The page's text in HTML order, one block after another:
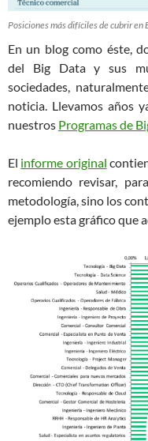
Posiciones más difíciles de cubrir en
En un blog como éste,
del Big Data y sus
sociedades,
noticia. Llevamos años
nuestros Programas de
El informe original
recomiendo revisar,
metodología, sino los
ejemplo esta gráfico que